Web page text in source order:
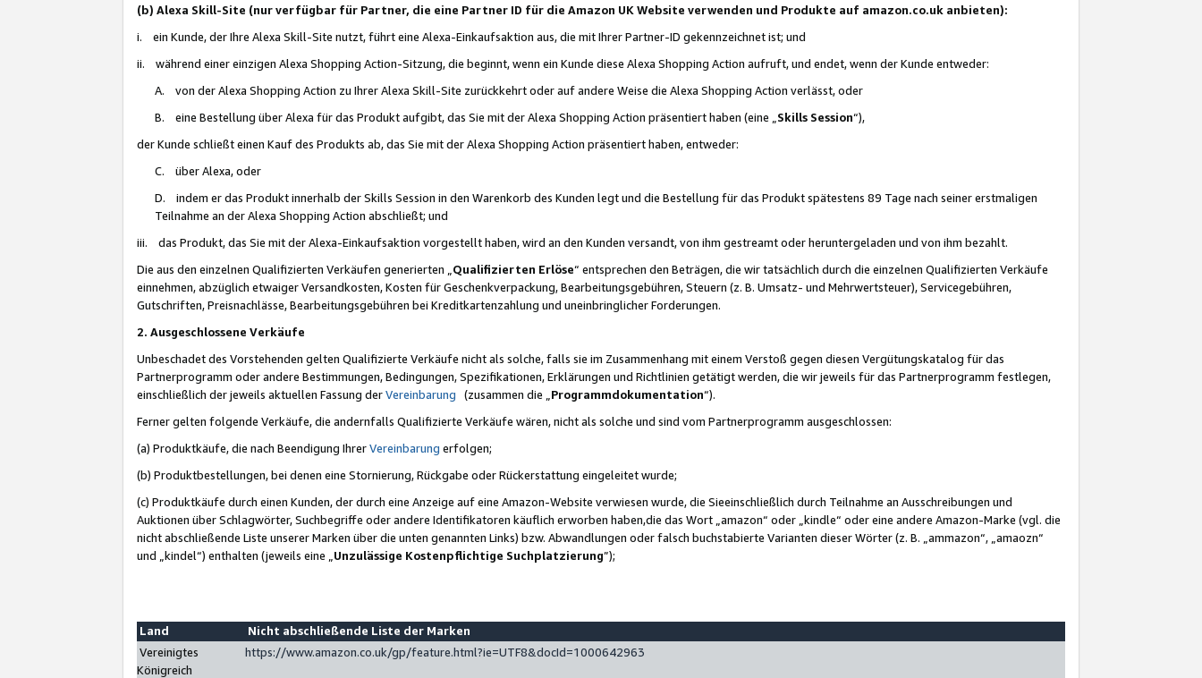
(b) Alexa Skill-Site (nur verfügbar für Partner, die eine Partner ID für die Amazon UK Website verwenden und Produkte auf amazon.co.uk anbieten):
i. ein Kunde, der Ihre Alexa Skill-Site nutzt, führt eine Alexa-Einkaufsaktion aus, die mit Ihrer Partner-ID gekennzeichnet ist; und
ii. während einer einzigen Alexa Shopping Action-Sitzung, die beginnt, wenn ein Kunde diese Alexa Shopping Action aufruft, und endet, wenn der Kunde entweder:
A. von der Alexa Shopping Action zu Ihrer Alexa Skill-Site zurückkehrt oder auf andere Weise die Alexa Shopping Action verlässt, oder
B. eine Bestellung über Alexa für das Produkt aufgibt, das Sie mit der Alexa Shopping Action präsentiert haben (eine „ Skills Session“),
der Kunde schließt einen Kauf des Produkts ab, das Sie mit der Alexa Shopping Action präsentiert haben, entweder:
C. über Alexa, oder
D. indem er das Produkt innerhalb der Skills Session in den Warenkorb des Kunden legt und die Bestellung für das Produkt spätestens 89 Tage nach seiner erstmaligen
Teilnahme an der Alexa Shopping Action abschließt; und
iii. das Produkt, das Sie mit der Alexa-Einkaufsaktion vorgestellt haben, wird an den Kunden versandt, von ihm gestreamt oder heruntergeladen und von ihm bezahlt.
Die aus den einzelnen Qualifizierten Verkäufen generierten „ Qualifizierten Erlöse“ entsprechen den Beträgen, die wir tatsächlich durch die einzelnen Qualifizierten Verkäufe
einnehmen, abzüglich etwaiger Versandkosten, Kosten für Geschenkverpackung, Bearbeitungsgebühren, Steuern (z. B. Umsatz- und Mehrwertsteuer), Servicegebühren,
Gutschriften, Preisnachlässe, Bearbeitungsgebühren bei Kreditkartenzahlung und uneinbringlicher Forderungen.
2. Ausgeschlossene Verkäufe
Unbeschadet des Vorstehenden gelten Qualifizierte Verkäufe nicht als solche, falls sie im Zusammenhang mit einem Verstoß gegen diesen Vergütungskatalog für das
Partnerprogramm oder andere Bestimmungen, Bedingungen, Spezifikationen, Erklärungen und Richtlinien getätigt werden, die wir jeweils für das Partnerprogramm festlegen,
einschließlich der jeweils aktuellen Fassung derVereinbarung (zusammen die „ Programmdokumentation“).
Ferner gelten folgende Verkäufe, die andernfalls Qualifizierte Verkäufe wären, nicht als solche und sind vom Partnerprogramm ausgeschlossen:
(a) Produktkäufe, die nach Beendigung IhrerVereinbarung erfolgen;
(b) Produktbestellungen, bei denen eine Stornierung, Rückgabe oder Rückerstattung eingeleitet wurde;
(c) Produktkäufe durch einen Kunden, der durch eine Anzeige auf eine Amazon-Website verwiesen wurde, die Sieeinschließlich durch Teilnahme an Ausschreibungen und
Auktionen über Schlagwörter, Suchbegriffe oder andere Identifikatoren käuflich erworben haben,die das Wort „amazon“ oder „kindle“ oder eine andere Amazon-Marke (vgl. die
nicht abschließende Liste unserer Marken über die unten genannten Links) bzw. Abwandlungen oder falsch buchstabierte Varianten dieser Wörter (z. B. „ammazon“, „amaozn“
und „kindel“) enthalten (jeweils eine „ Unzulässige Kostenpflichtige Suchplatzierung”);
Land
Nicht abschließende Liste der Marken
Vereinigtes
Königreich
https://www.amazon.co.uk/gp/feature.html?ie=UTF8&docId=1000642963